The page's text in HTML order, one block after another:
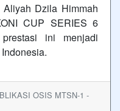
Dzila Himmah
CUP SERIES 6
ini menjadi
OSIS MTSN-1 -